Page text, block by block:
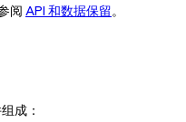
阅 API 和数据保留。
成：